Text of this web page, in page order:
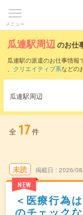
メニュー
瓜連駅周辺のお仕
瓜連駅の派遣のお仕事情報
、 クリエイティブ系などの
また、水戸駅
ただけます。
瓜連駅周辺
全 17件
未読
NEW
掲載日 2026/
＜医療行為
のチェック